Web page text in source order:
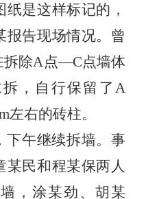
是这样标记的，
报告现场情况。曾
拆除A点—C点墙体
，自行保留了A
左右的砖柱。
下午继续拆墙。事
某民和程某保两人
，涂某劲、胡某